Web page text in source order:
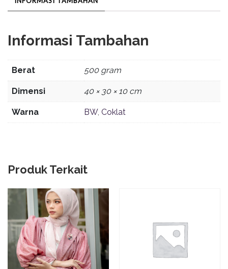
Informasi Tambahan
Berat 500 gram
Dimensi 40 × 30 × 10 cm
Warna BW, Coklat
Produk Terkait